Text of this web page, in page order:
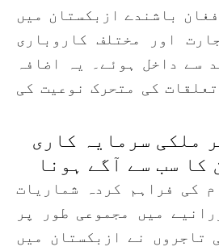
پر 171,732 افغان باشندے ازبکستان میں
اور مختلف کاروباری
سے داخل ہوئے۔ یہ اضافہ
تعلقات کی متحرک نوعیت کی
ملکی سرمایہ کاری
کا سب سے آگے ہونا
کی فراہم کردہ شماریات
میں مجموعی طور پر
ملکی تاجروں نے ازبکستان میں